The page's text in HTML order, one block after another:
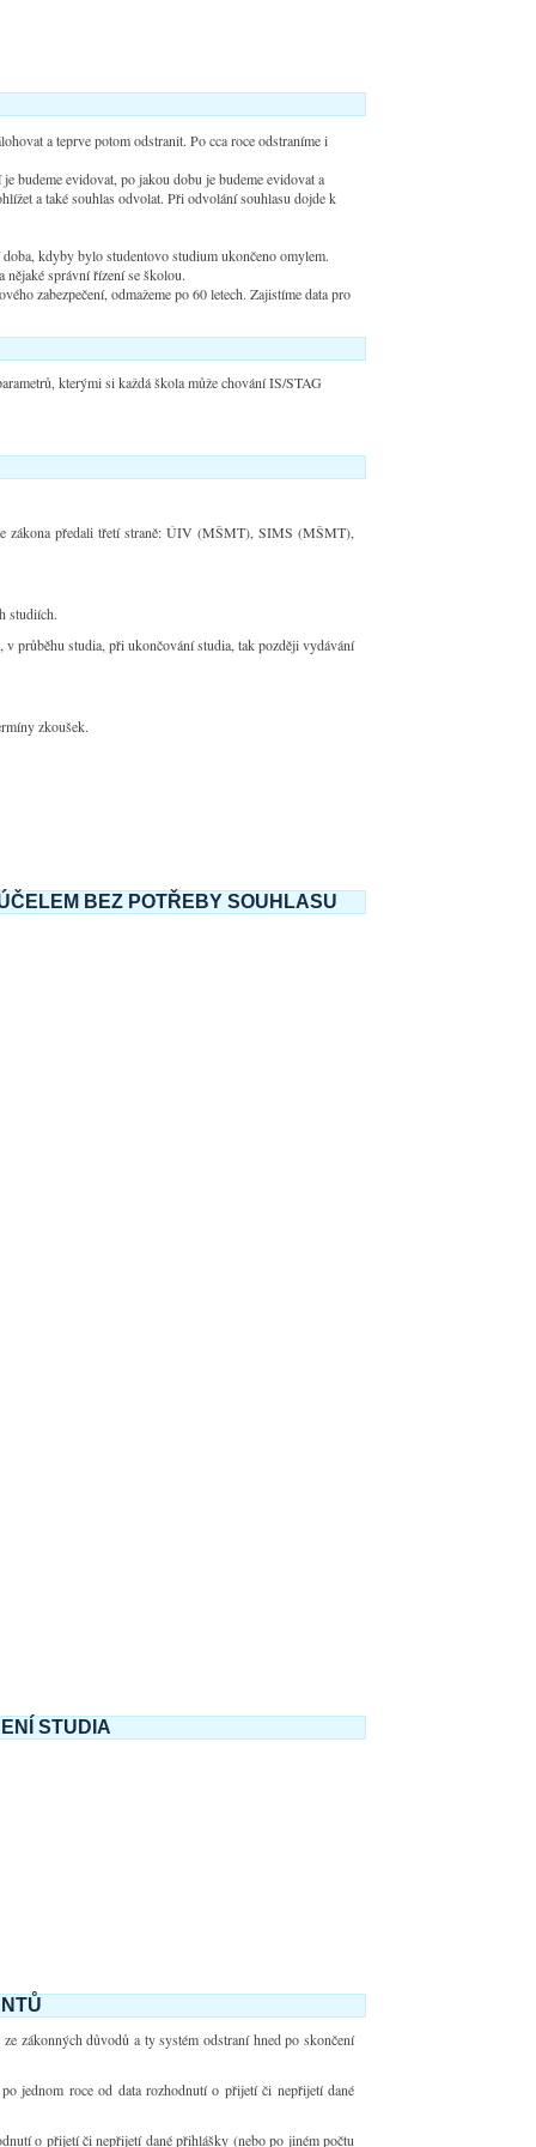
a teprve potom odstranit. Po cca roce odstraníme i
budeme evidovat, po jakou dobu je budeme evidovat a
a také souhlas odvolat. Při odvolání souhlasu dojde k
kdyby bylo studentovo studium ukončeno omylem.
nějaké správní řízení se školou.
zabezpečení, odmažeme po 60 letech. Zajistíme data pro
kterými si každá škola může chování IS/STAG
zákona předali třetí straně: ÚIV (MŠMT), SIMS (MŠMT),
studiích.
průběhu studia, při ukončování studia, tak později vydávání
zkoušek.
BEZ POTŘEBY SOUHLASU
STUDIA
zákonných důvodů a ty systém odstraní hned po skončení
jednom roce od data rozhodnutí o přijetí či nepřijetí dané
o přijetí či nepřijetí dané přihlášky (nebo po jiném počtu